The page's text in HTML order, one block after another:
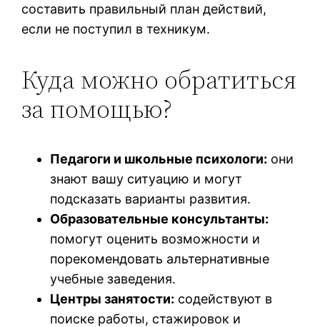
составить правильный план действий,
если не поступил в техникум.
Куда можно обратиться
за помощью?
Педагоги и школьные психологи: они
знают вашу ситуацию и могут
подсказать варианты развития.
Образовательные консультанты:
помогут оценить возможности и
порекомендовать альтернативные
учебные заведения.
Центры занятости: содействуют в
поиске работы, стажировок и